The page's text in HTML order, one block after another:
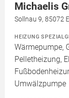
Michaelis
Sollnau 9, 85072
HEIZUNG
Wärmepumpe,
Pelletheizung,
Umwälzpumpe